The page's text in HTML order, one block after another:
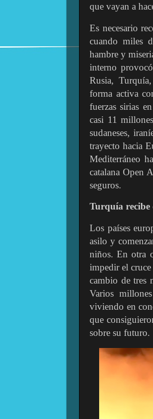
que vayan a
Es necesario
cuando miles
hambre y
interno
Rusia,
forma activa
fuerzas sirias
casi 11
sudaneses,
trayecto hacia
Mediterráneo
catalana Open
seguros.
Turquía recibe
Los países
asilo y
niños. En otra
impedir el cruce
cambio de tres
Varios
viviendo en
que
sobre su futuro.